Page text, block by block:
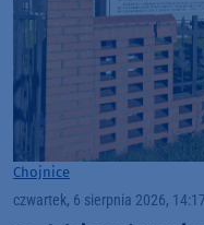
Chojnice
czwartek, 6 sierpnia 2026, 14:17